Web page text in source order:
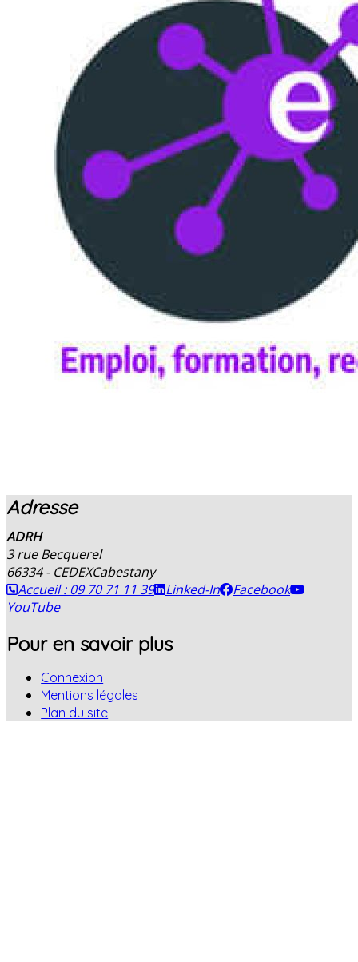
Adresse
ADRH
3 rue Becquerel
66334 - CEDEXCabestany
Accueil : 09 70 71 11 39
Linked-In
Facebook
YouTube
Pour en savoir plus
Connexion
Mentions légales
Plan du site